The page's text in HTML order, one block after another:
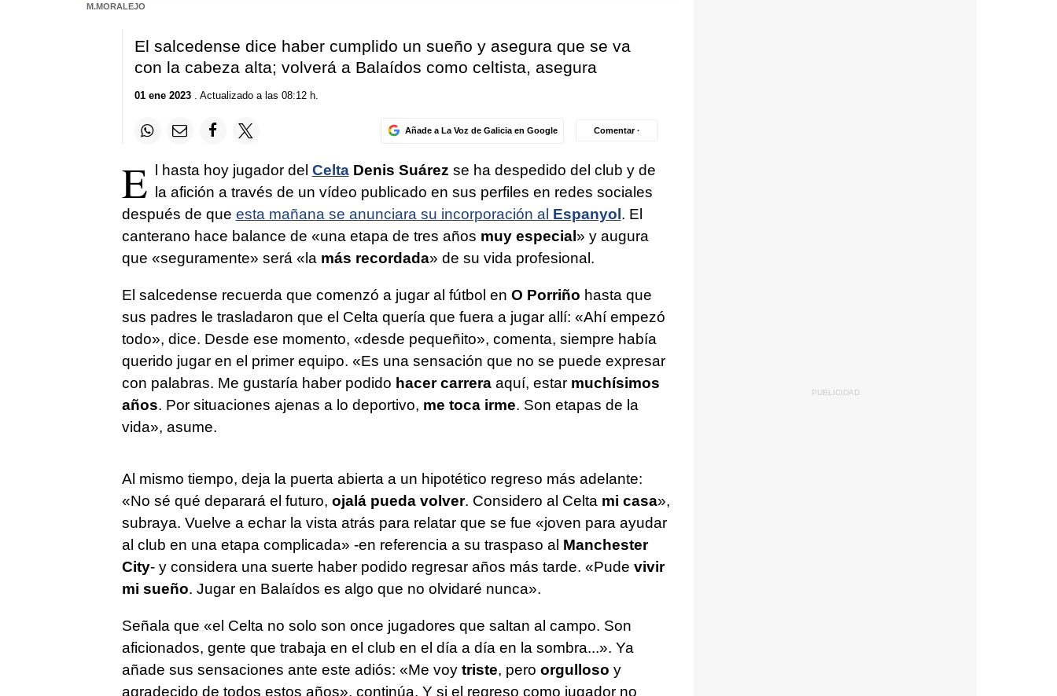
M.MORALEJO
El salcedense dice haber cumplido un sueño y asegura que se va
con la cabeza alta; volverá a Balaídos como celtista, asegura
01 ene 2023. Actualizado a las 08:12 h.
Añade a La Voz de Galicia en Google Comentar ·
E l hasta hoy jugador del CeltaDenis Suárez se ha despedido del club y de
la afición a través de un vídeo publicado en sus perfiles en redes sociales
después de que esta mañana se anunciara su incorporación al Espanyol. El
canterano hace balance de «una etapa de tres años muy especial» y augura
que «seguramente» será «la más recordada» de su vida profesional.
El salcedense recuerda que comenzó a jugar al fútbol en O Porriño hasta que
sus padres le trasladaron que el Celta quería que fuera a jugar allí: «Ahí empezó
todo», dice. Desde ese momento, «desde pequeñito», comenta, siempre había
querido jugar en el primer equipo. «Es una sensación que no se puede expresar
con palabras. Me gustaría haber podido hacer carreraaquí, estar muchísimos
años. Por situaciones ajenas a lo deportivo, me toca irme. Son etapas de la
vida», asume.
Al mismo tiempo, deja la puerta abierta a un hipotético regreso más adelante:
«No sé qué deparará el futuro, ojalá pueda volver. Considero al Celta mi casa»,
subraya. Vuelve a echar la vista atrás para relatar que se fue «joven para ayudar
al club en una etapa complicada» -en referencia a su traspaso al Manchester
City- y considera una suerte haber podido regresar años más tarde. «Pude vivir
mi sueño. Jugar en Balaídos es algo que no olvidaré nunca».
Señala que «el Celta no solo son once jugadores que saltan al campo. Son
aficionados, gente que trabaja en el club en el día a día en la sombra...». Ya
añade sus sensaciones ante este adiós: «Me voytriste, pero orgulloso y
agradecido de todos estos años», continúa. Y si el regreso como jugador no